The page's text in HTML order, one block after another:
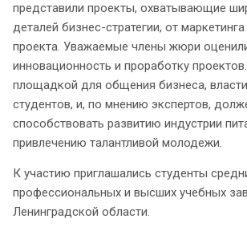
представили проекты, охватывающие
деталей бизнес-стратегии, от
проекта. Уважаемые члены жюри
инновационность и проработку
площадкой для общения бизнеса,
студентов, и, по мнению экспертов,
способствовать развитию индустрии
привлечению талантливой молодежи.
К участию приглашались студенты
профессиональных и высших учебных
Ленинградской области.